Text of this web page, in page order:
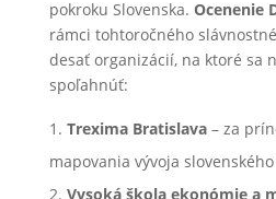
pokroku Slovenska. Ocenenie
rámci tohtoročného
desať organizácií, na ktoré sa
spoľahnúť:
Trexima Bratislava– za
mapovania vývoja
Vysoká škola ekonómie a